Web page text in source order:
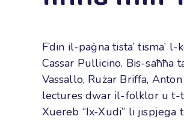
F’din il-paġna tista’
Cassar Pullicino. Bis-saħħa
Vassallo, Rużar Briffa,
lectures dwar il-folklor u t-
Xuereb “Ix-Xudi” li